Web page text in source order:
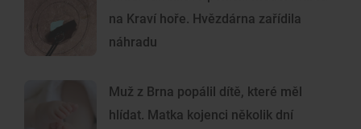
na Kraví hoře. Hvězdárna zařídila
náhradu
Muž z Brna popálil dítě, které měl
hlídat. Matka kojenci několik dní